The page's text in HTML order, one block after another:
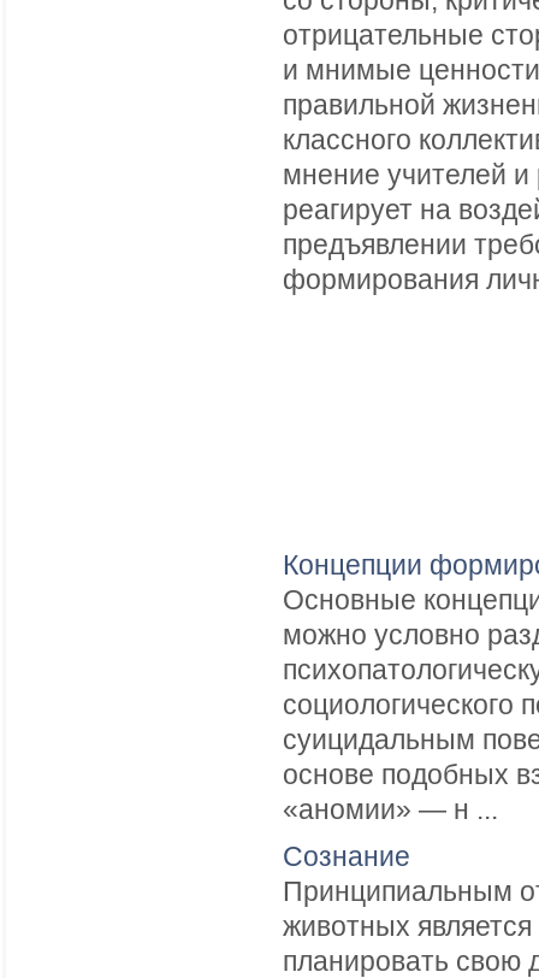
отрицательные
и мнимые
правильной
классного
мнение учителей и
реагирует на
предъявлении
формирования
Концепции
Основные
можно условно
социологического
суицидальным
основе подобных
«аномии» — н ...
Сознание
Принципиальным
животных
планировать свою